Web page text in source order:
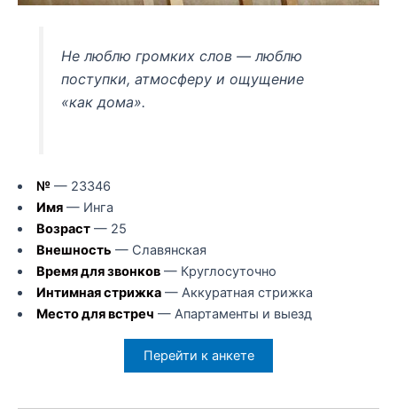
Не люблю громких слов — люблю
поступки, атмосферу и ощущение
«как дома».
№— 23346
Имя— Инга
Возраст— 25
Внешность — Славянская
Время для звонков— Круглосуточно
Интимная стрижка— Аккуратная стрижка
Место для встреч — Апартаменты и выезд
Перейти к анкете